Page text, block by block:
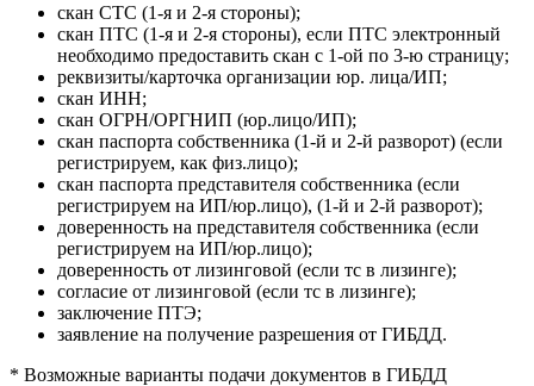
скан СТС (1-я и 2-я стороны);
скан ПТС (1-я и 2-я стороны), если ПТС электронный
необходимо предоставить скан с 1-ой по 3-ю страницу;
реквизиты/карточка организации юр. лица/ИП;
скан ИНН;
скан ОГРН/ОРГНИП (юр.лицо/ИП);
скан паспорта собственника (1-й и 2-й разворот) (если
регистрируем, как физ.лицо);
скан паспорта представителя собственника (если
регистрируем на ИП/юр.лицо), (1-й и 2-й разворот);
доверенность на представителя собственника (если
регистрируем на ИП/юр.лицо);
доверенность от лизинговой (если тс в лизинге);
согласие от лизинговой (если тс в лизинге);
заключение ПТЭ;
заявление на получение разрешения от ГИБДД.
* Возможные варианты подачи документов в ГИБДД